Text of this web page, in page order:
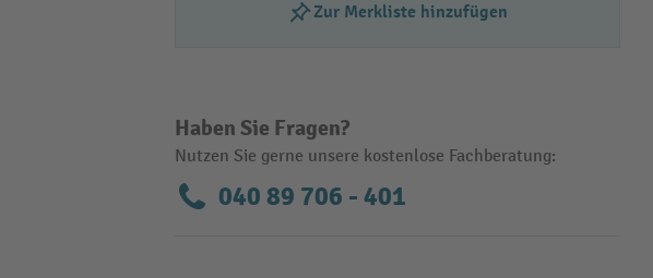
Zur Merkliste hinzufügen
Haben Sie Fragen?
Nutzen Sie gerne unsere kostenlose Fachberatung:
040 89 706 - 401